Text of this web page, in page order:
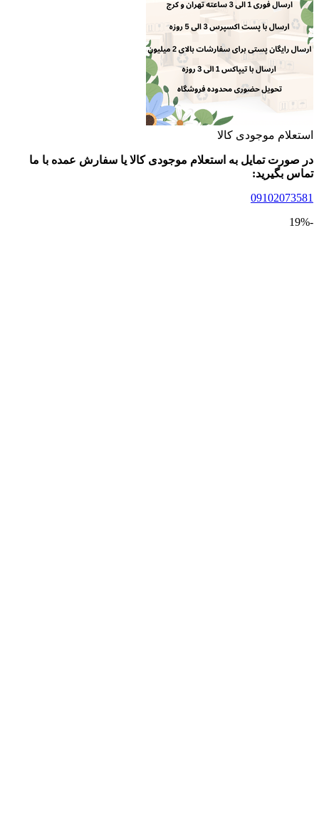
موجودی کالا
تمایل به استعلام موجودی کالا یا سفارش عمده با ما
بگیرید: